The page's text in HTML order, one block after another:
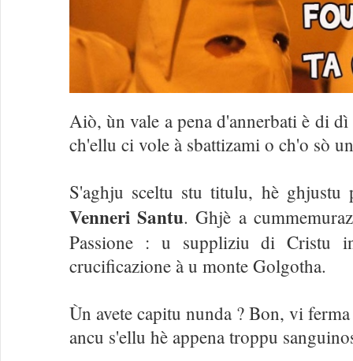
Aiò, ùn vale a pena d'annerbati è di
ch'ellu ci vole à sbattizami o ch'o sò
S'aghju sceltu stu titulu, hè
Venneri Santu. Ghjè a
Passione : u suppliziu di Cristu
crucificazione à u monte Golgotha.
Ùn avete capitu nunda ? Bon, vi
ancu s'ellu hè appena troppu